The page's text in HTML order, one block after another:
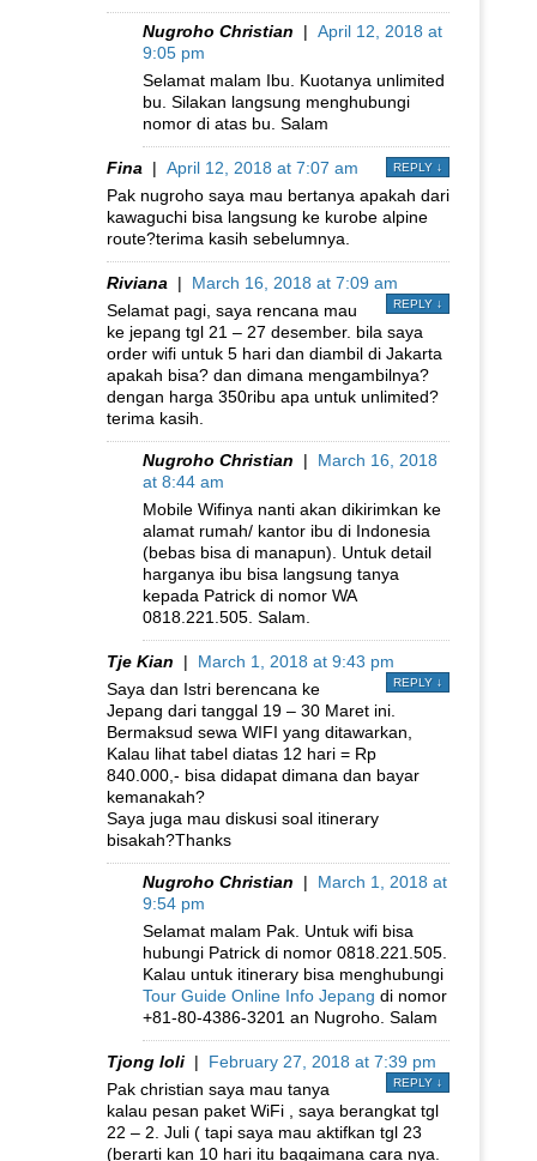
Nugroho Christian | April 12, 2018 at
9:05 pm
Selamat malam Ibu. Kuotanya unlimited
bu. Silakan langsung menghubungi
nomor di atas bu. Salam
Fina | April 12, 2018 at 7:07 am REPLY ↓
Pak nugroho saya mau bertanya apakah dari
kawaguchi bisa langsung ke kurobe alpine
route?terima kasih sebelumnya.
Riviana | March 16, 2018 at 7:09 am
REPLY ↓
Selamat pagi, saya rencana mau
ke jepang tgl 21 – 27 desember. bila saya
order wifi untuk 5 hari dan diambil di Jakarta
apakah bisa? dan dimana mengambilnya?
dengan harga 350ribu apa untuk unlimited?
terima kasih.
Nugroho Christian | March 16, 2018
at 8:44 am
Mobile Wifinya nanti akan dikirimkan ke
alamat rumah/ kantor ibu di Indonesia
(bebas bisa di manapun). Untuk detail
harganya ibu bisa langsung tanya
kepada Patrick di nomor WA
0818.221.505. Salam.
Tje Kian | March 1, 2018 at 9:43 pm
REPLY ↓
Saya dan Istri berencana ke
Jepang dari tanggal 19 – 30 Maret ini.
Bermaksud sewa WIFI yang ditawarkan,
Kalau lihat tabel diatas 12 hari = Rp
840.000,- bisa didapat dimana dan bayar
kemanakah?
Saya juga mau diskusi soal itinerary
bisakah?Thanks
Nugroho Christian | March 1, 2018 at
9:54 pm
Selamat malam Pak. Untuk wifi bisa
hubungi Patrick di nomor 0818.221.505.
Kalau untuk itinerary bisa menghubungi
Tour Guide Online Info Jepang di nomor
+81-80-4386-3201 an Nugroho. Salam
Tjong loli | February 27, 2018 at 7:39 pm
REPLY ↓
Pak christian saya mau tanya
kalau pesan paket WiFi , saya berangkat tgl
22 – 2. Juli ( tapi saya mau aktifkan tgl 23
(berarti kan 10 hari itu bagaimana cara nya.